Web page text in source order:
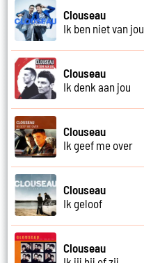
Clouseau
Ik ben niet van jou
Clouseau
Ik denk aan jou
Clouseau
Ik geef me over
Clouseau
Ik geloof
Clouseau